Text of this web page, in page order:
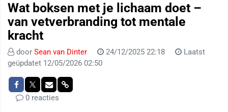
Wat boksen met je lichaam doet –
van vetverbranding tot mentale
kracht
door Sean van Dinter 24/12/2025 22:18
Laatst
geüpdatet 12/05/2026 02:50
0 reacties